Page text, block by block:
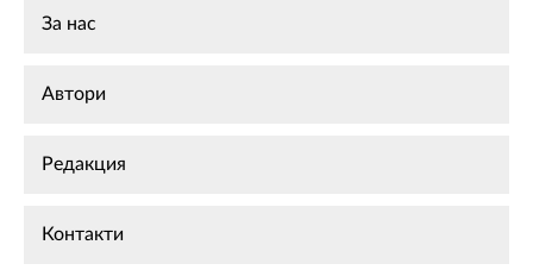
За нас
Автори
Редакция
Контакти